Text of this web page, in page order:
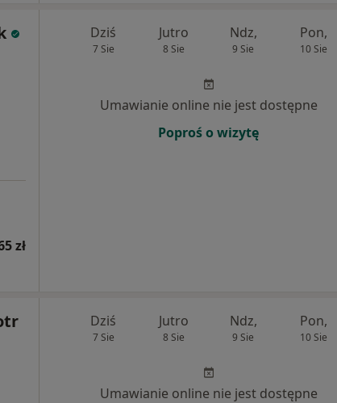
zł
Dziś
7 Sie
Jutro
8 Sie
Ndz,
9 Sie
Pon,
10 Sie
Umawianie online nie jest dostępne
Poproś o wizytę
Dziś
7 Sie
Jutro
8 Sie
Ndz,
9 Sie
Pon,
10 Sie
Umawianie online nie jest dostępne